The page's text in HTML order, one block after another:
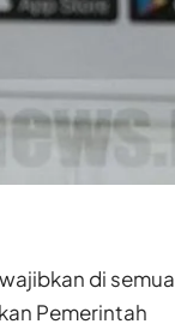
di semua
Pemerintah